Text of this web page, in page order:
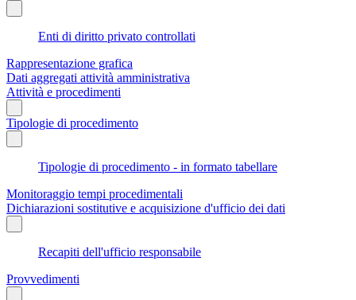
Enti di diritto privato controllati
Rappresentazione grafica
Dati aggregati attività amministrativa
Attività e procedimenti
Tipologie di procedimento
Tipologie di procedimento - in formato tabellare
Monitoraggio tempi procedimentali
Dichiarazioni sostitutive e acquisizione d'ufficio dei dati
Recapiti dell'ufficio responsabile
Provvedimenti